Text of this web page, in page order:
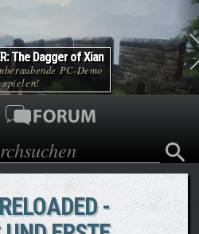
The Dagger of Xian
PC-Demo
spielen!
-